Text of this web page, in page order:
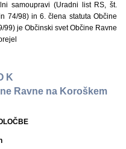
samoupravi (Uradni list RS, št.
74/98) in 6. člena statuta Občine
99) je Občinski svet Občine Ravne
K
Ravne na Koroškem